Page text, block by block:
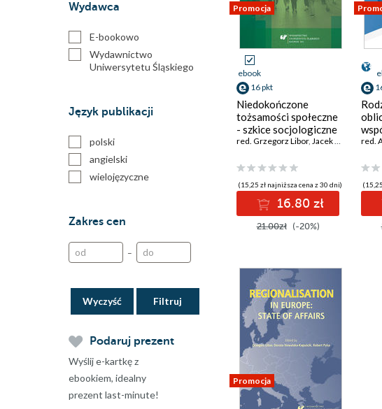
Wydawca
E-bookowo
Wydawnictwo
Uniwersytetu Śląskiego
Język publikacji
polski
angielski
wielojęzyczne
Zakres cen
–
Wyczyść
Podaruj prezent
Wyślij e-kartkę z
ebookiem, idealny
prezent last-minute!
Promocja
ebook
16 pkt
Niedokończone
tożsamości społeczne
- szkice socjologiczne
red. Grzegorz Libor, Jacek Wódz
(15,25 zł najniższa cena z 30 dni)
16.80 zł
21.00zł (-20%)
red.
Promocja